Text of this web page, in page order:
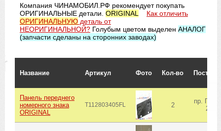
Компания ЧИНАМОБИЛ.РФ рекомендует покупать
ОРИГИНАЛЬНЫЕ детали. ORIGINAL
Как отличить
ОРИГИНАЛЬНУЮ деталь от
НЕОРИГИНАЛЬНОЙ? Голубым цветом выделен АНАЛОГ
(запчасти сделаны на сторонних заводах)
Название Артикул Фото Кол-во
Панель переднего
номерного знака
ORIGINAL
T112803405FL 2
пр.
206